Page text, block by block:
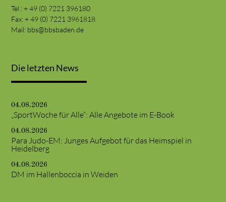
Tel.: + 49 (0) 7221 396180
Fax: + 49 (0) 7221 3961818
Mail: bbs@bbsbaden.de
Die letzten News
04.08.2026
„SportWoche für Alle“: Alle Angebote im E-Book
04.08.2026
Para Judo-EM: Junges Aufgebot für das Heimspiel in
Heidelberg
04.08.2026
DM im Hallenboccia in Weiden